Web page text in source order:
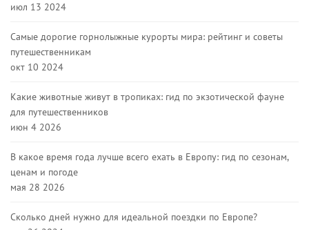
июл 13 2024
Самые дорогие горнолыжные курорты мира: рейтинг и советы
путешественникам
окт 10 2024
Какие животные живут в тропиках: гид по экзотической фауне
для путешественников
июн 4 2026
В какое время года лучше всего ехать в Европу: гид по сезонам,
ценам и погоде
мая 28 2026
Сколько дней нужно для идеальной поездки по Европе?